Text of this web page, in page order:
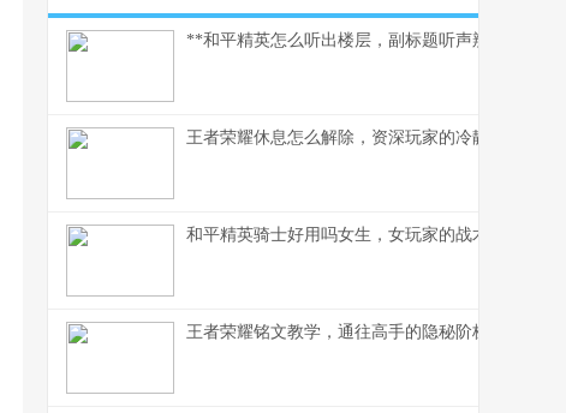
**和平精英怎么听出楼层，副标题听声辨位决胜攻
王者荣耀休息怎么解除，资深玩家的冷静思考与
和平精英骑士好用吗女生，女玩家的战术美学与实
王者荣耀铭文教学，通往高手的隐秘阶梯副标题，